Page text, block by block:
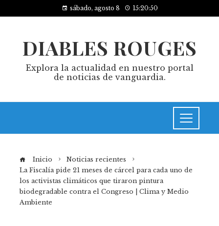
sábado, agosto 8 15:20:51
DIABLES ROUGES
Explora la actualidad en nuestro portal
de noticias de vanguardia.
Inicio
Noticias recientes
La Fiscalía pide 21 meses de cárcel para cada uno de
los activistas climáticos que tiraron pintura
biodegradable contra el Congreso | Clima y Medio
Ambiente